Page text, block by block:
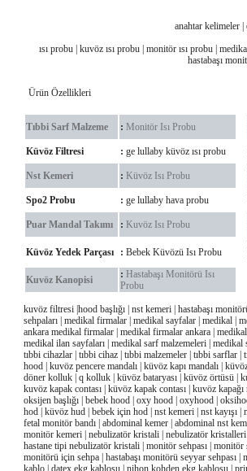
anahtar kelimeler
ısı probu | kuvöz ısı probu | monitör ısı probu |
hastabaşı
Ürün Özellikleri
Tıbbi Sarf Malzeme : Monitör Isı Probu
Küvöz Filtresi
: ge lullaby küvöz ısı probu
Nst Kemeri : Küvöz Isı Probu
Spo2 Probu
: ge lullaby hava probu
Puar Mandal Takımı : Kuvöz Isı Probu
Küvöz Yedek Parçası
: Bebek Küvözü Isı Probu
Kuvöz Kanopisi : Hastabaşı Monitörü Isı
Probu
kuvöz filtresi |hood başlığı | nst kemeri | hastabaşı
sehpaları | medikal firmalar | medikal sayfalar | medikal |
ankara medikal firmalar | medikal firmalar ankara |
medikal ilan sayfaları | medikal sarf malzemeleri |
tıbbi cihazlar | tıbbi cihaz | tıbbi malzemeler | tıbbi sarflar
hood | kuvöz pencere mandalı | küvöz kapı mandalı |
döner kolluk | q kolluk | küvöz bataryası | küvöz örtüsü |
kuvöz kapak contası | küvöz kapak contası | kuvöz kapağı
oksijen başlığı | bebek hood | oxy hood | oxyhood |
hod | küvöz hud | bebek için hod | nst kemeri | nst kayışı |
fetal monitör bandı | abdominal kemer | abdominal nst
monitör kemeri | nebulizatör kristali | nebulizatör
hastane tipi nebulizatör kristali | monitör sehpası | monitör
monitörü için sehpa | hastabaşı monitörü seyyar sehpası
kablo | datex ekg kablosu | nihon kohden ekg kablosu |